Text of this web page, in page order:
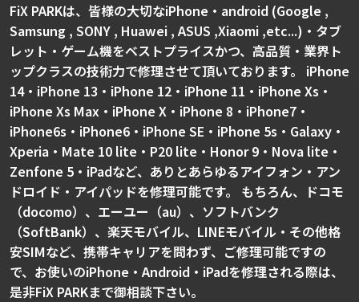
FiX PARKは、皆様の大切なiPhone・android (Google ,
Samsung , SONY , Huawei , ASUS ,Xiaomi ,etc...)・タブ
レット・ゲーム機をベストプライスかつ、高品質・業界ト
ップクラスの技術力で修理させて頂いております。 iPhone
14・iPhone 13・iPhone 12・iPhone 11・iPhone Xs・
iPhone Xs Max・iPhone X・iPhone 8・iPhone7・
iPhone6s・iPhone6・iPhone SE・iPhone 5s・Galaxy・
Xperia・Mate 10 lite・P20 lite・Honor 9・Nova lite・
Zenfone 5・iPadなど、ありとあらゆるアイフォン・アン
ドロイド・アイパッドを修理可能です。 もちろん、ドコモ
（docomo）、エーユー（au）、ソフトバンク
（SoftBank）、楽天モバイル、LINEモバイル・その他格
安SIMなど、携帯キャリアを問わず、ご修理可能ですの
で、お使いのiPhone・Android・iPadを修理される際は、
是非FiX PARKまで御相談下さい。